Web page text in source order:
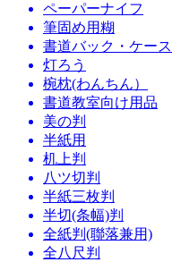
ペーパーナイフ
筆固め用糊
書道バック・ケース
灯ろう
椀枕(わんちん）
書道教室向け用品
美の判
半紙用
机上判
八ツ切判
半紙三枚判
半切(条幅)判
全紙判(聯落兼用)
全八尺判